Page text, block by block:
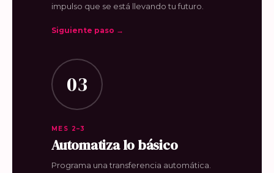
impulso que se está llevando tu futuro.
Siguiente paso →
03
MES 2–3
Automatiza lo básico
Programa una transferencia automática.